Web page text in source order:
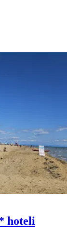
hoteli